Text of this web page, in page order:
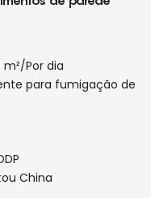
m²/Por dia
para fumigação de
China